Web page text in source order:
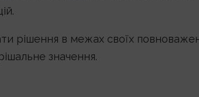
рішення в межах своїх
значення.